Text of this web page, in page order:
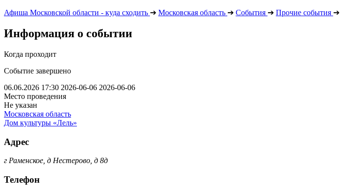
Афиша Московской области - куда сходить ➔ Московская область ➔ События ➔ Прочие события ➔
Информация о событии
Когда проходит
Событие завершено
06.06.2026 17:30 2026-06-06 2026-06-06
Место проведения
Не указан
Московская область
Дом культуры «Лель»
Адрес
г Раменское, д Нестерово, д 8д
Телефон